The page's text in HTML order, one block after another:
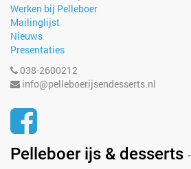
Werken bij Pelleboer
Mailinglijst
Nieuws
Presentaties
038-2600212
info@pelleboerijsendesserts.nl
Pelleboer ijs & desserts -